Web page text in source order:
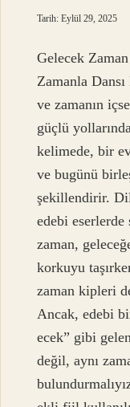
Tarih: Eylül 29, 2025
Gelecek
Zamanla
ve zamanın
güçlü
kelimede, bir
ve bugünü
şekillendirir.
edebi eserlerde
zaman,
korkuyu
zaman kipleri
Ancak, edebi
ecek” gibi
değil, aynı